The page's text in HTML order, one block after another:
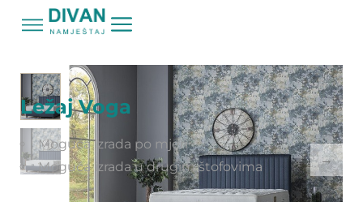
Početna / Proizvodi
Ležaj Voga
Moguća izrada po mjeri
Moguća izrada u drugim štofovima